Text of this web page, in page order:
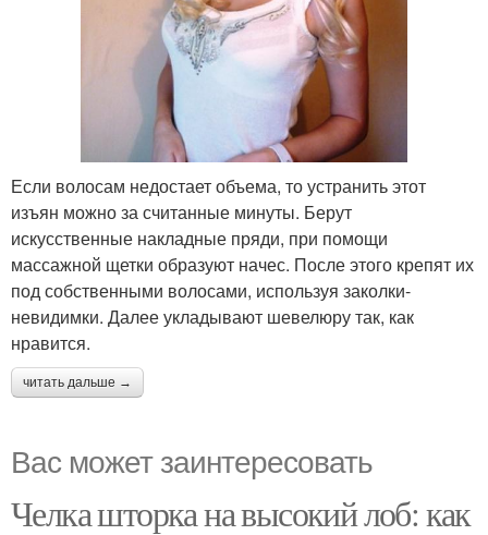
Если волосам недостает объема, то устранить этот
изъян можно за считанные минуты. Берут
искусственные накладные пряди, при помощи
массажной щетки образуют начес. После этого крепят их
под собственными волосами, используя заколки-
невидимки. Далее укладывают шевелюру так, как
нравится.
читать дальше →
Вас может заинтересовать
Челка шторка на высокий лоб: как